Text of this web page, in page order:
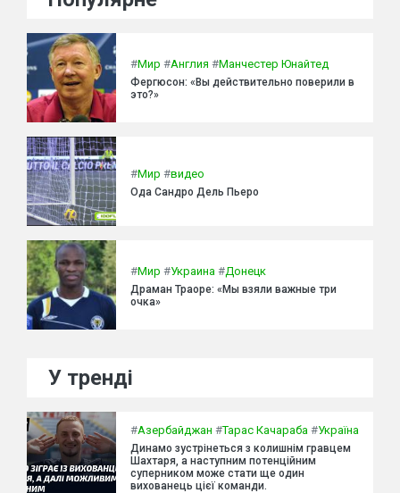
#Мир #Англия #Манчестер Юнайтед
Фергюсон: «Вы действительно поверили в
это?»
#Мир #видео
Ода Сандро Дель Пьеро
#Мир #Украина #Донецк
Драман Траоре: «Мы взяли важные три
очка»
У тренді
#Азербайджан #Тарас Качараба #Україна
Динамо зустрінеться з колишнім гравцем
Шахтаря, а наступним потенційним
суперником може стати ще один
вихованець цієї команди.